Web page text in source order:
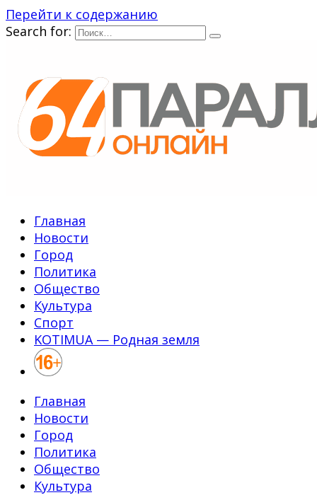
Перейти к содержанию
Search for:
Главная
Новости
Город
Политика
Общество
Культура
Спорт
KOTIMUA — Родная земля
Главная
Новости
Город
Политика
Общество
Культура